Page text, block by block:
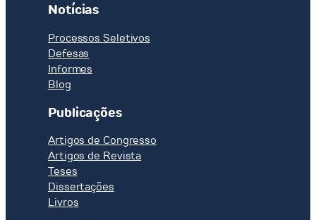
Notícias
Processos Seletivos
Defesas
Informes
Blog
Publicações
Artigos de Congresso
Artigos de Revista
Teses
Dissertações
Livros